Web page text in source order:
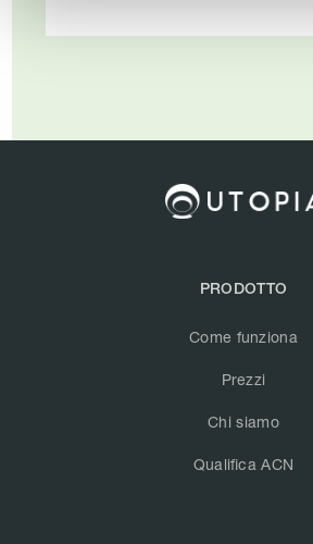
PRODOTTO
Come funziona
Prezzi
Chi siamo
Qualifica ACN